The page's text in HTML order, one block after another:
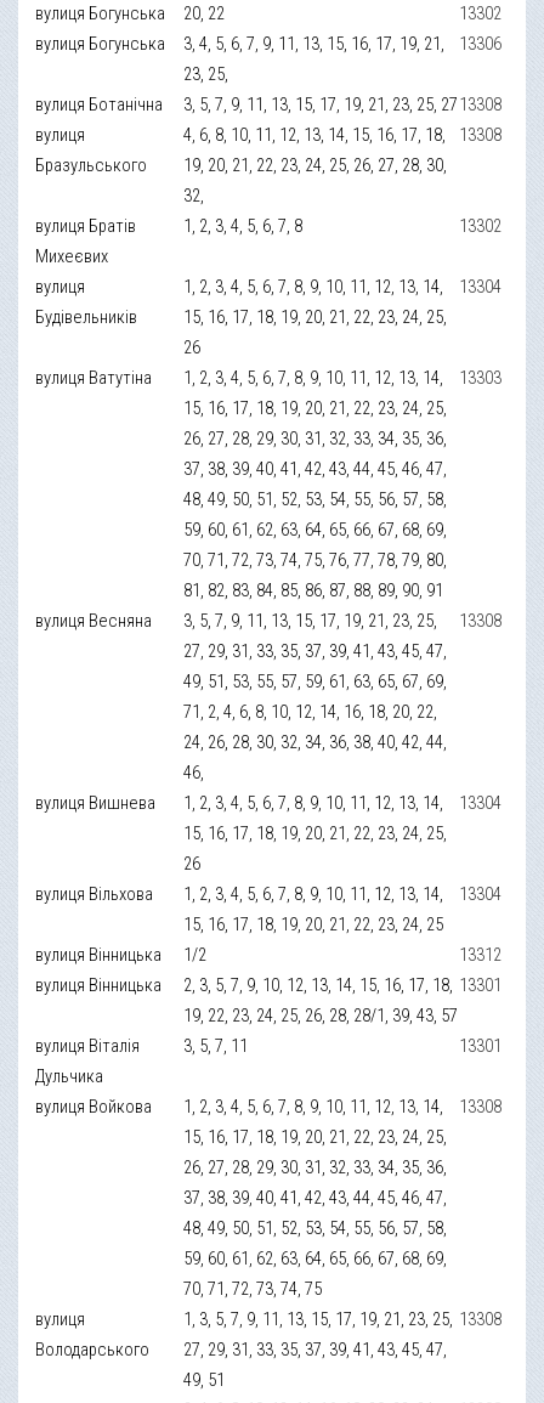
вулиця Богунська 20, 22
13302
вулиця Богунська
3, 4, 5, 6, 7, 9, 11, 13, 15, 16, 17, 19, 21,
23, 25,
13306
вулиця Ботанічна 3, 5, 7, 9, 11, 13, 15, 17, 19, 21, 23, 25, 2713308
вулиця
Бразульського
4, 6, 8, 10, 11, 12, 13, 14, 15, 16, 17, 18,
19, 20, 21, 22, 23, 24, 25, 26, 27, 28, 30,
32,
13308
вулиця Братів
Михеєвих
1, 2, 3, 4, 5, 6, 7, 8 13302
вулиця
Будівельників
1, 2, 3, 4, 5, 6, 7, 8, 9, 10, 11, 12, 13, 14,
15, 16, 17, 18, 19, 20, 21, 22, 23, 24, 25,
26
13304
вулиця Ватутіна
1, 2, 3, 4, 5, 6, 7, 8, 9, 10, 11, 12, 13, 14,
15, 16, 17, 18, 19, 20, 21, 22, 23, 24, 25,
26, 27, 28, 29, 30, 31, 32, 33, 34, 35, 36,
37, 38, 39, 40, 41, 42, 43, 44, 45, 46, 47,
48, 49, 50, 51, 52, 53, 54, 55, 56, 57, 58,
59, 60, 61, 62, 63, 64, 65, 66, 67, 68, 69,
70, 71, 72, 73, 74, 75, 76, 77, 78, 79, 80,
81, 82, 83, 84, 85, 86, 87, 88, 89, 90, 91
13303
вулиця Весняна
3, 5, 7, 9, 11, 13, 15, 17, 19, 21, 23, 25,
27, 29, 31, 33, 35, 37, 39, 41, 43, 45, 47,
49, 51, 53, 55, 57, 59, 61, 63, 65, 67, 69,
71, 2, 4, 6, 8, 10, 12, 14, 16, 18, 20, 22,
24, 26, 28, 30, 32, 34, 36, 38, 40, 42, 44,
46,
13308
вулиця Вишнева
1, 2, 3, 4, 5, 6, 7, 8, 9, 10, 11, 12, 13, 14,
15, 16, 17, 18, 19, 20, 21, 22, 23, 24, 25,
26
13304
вулиця Вільхова
1, 2, 3, 4, 5, 6, 7, 8, 9, 10, 11, 12, 13, 14,
15, 16, 17, 18, 19, 20, 21, 22, 23, 24, 25
13304
вулиця Вінницька 1/2
13312
вулиця Вінницька
2, 3, 5, 7, 9, 10, 12, 13, 14, 15, 16, 17, 18,
19, 22, 23, 24, 25, 26, 28, 28/1, 39, 43, 57
13301
вулиця Віталія
Дульчика
3, 5, 7, 11 13301
вулиця Войкова
1, 2, 3, 4, 5, 6, 7, 8, 9, 10, 11, 12, 13, 14,
15, 16, 17, 18, 19, 20, 21, 22, 23, 24, 25,
26, 27, 28, 29, 30, 31, 32, 33, 34, 35, 36,
37, 38, 39, 40, 41, 42, 43, 44, 45, 46, 47,
48, 49, 50, 51, 52, 53, 54, 55, 56, 57, 58,
59, 60, 61, 62, 63, 64, 65, 66, 67, 68, 69,
70, 71, 72, 73, 74, 75
13308
вулиця
Володарського
1, 3, 5, 7, 9, 11, 13, 15, 17, 19, 21, 23, 25,
27, 29, 31, 33, 35, 37, 39, 41, 43, 45, 47,
49, 51
13308